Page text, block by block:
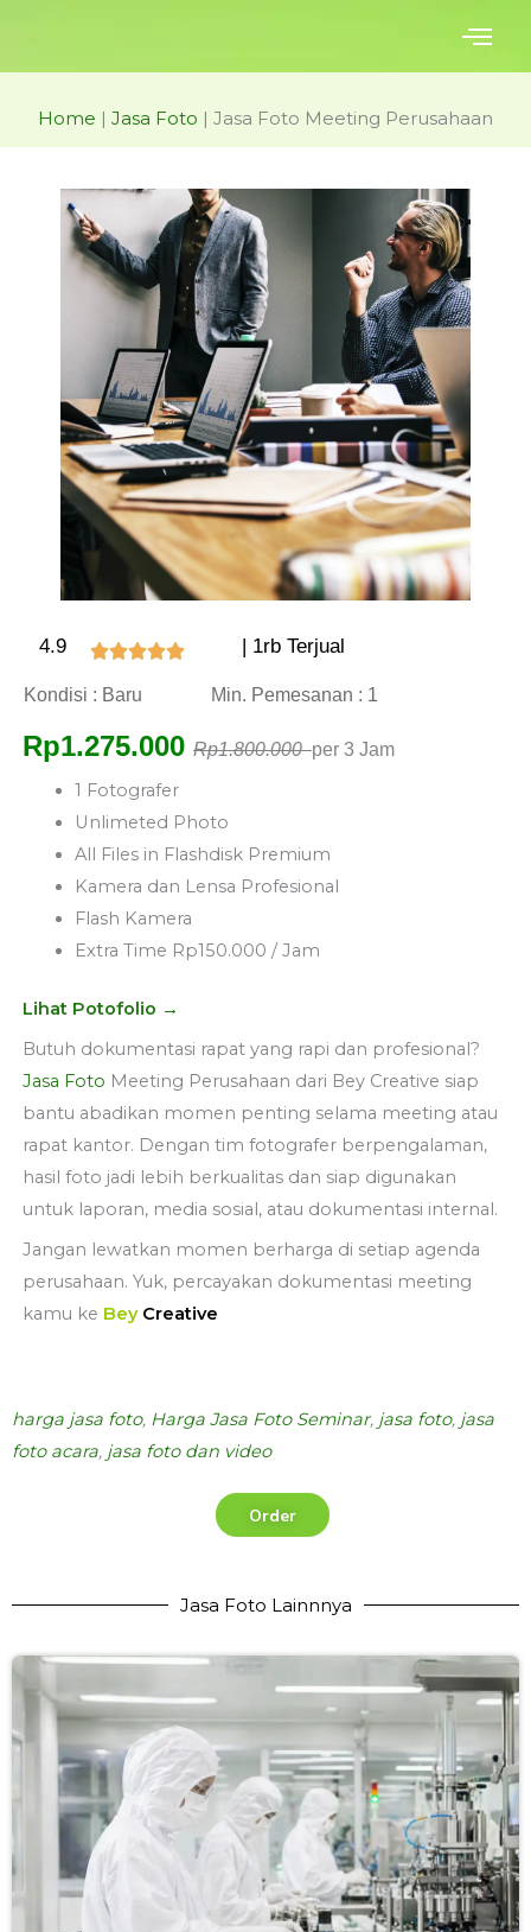
content
Home | Jasa Foto | Jasa Foto Meeting Perusahaan
4.9 | 1rb Terjual
Kondisi : Baru Min. Pemesanan : 1
Rp1.275.000 Rp1.800.000 per 3 Jam
1 Fotografer
Unlimeted Photo
All Files in Flashdisk Premium
Kamera dan Lensa Profesional
Flash Kamera
Extra Time Rp150.000 / Jam
Lihat Potofolio →
Butuh dokumentasi rapat yang rapi dan profesional?
Jasa Foto Meeting Perusahaan dari Bey Creative siap
bantu abadikan momen penting selama meeting atau
rapat kantor. Dengan tim fotografer berpengalaman,
hasil foto jadi lebih berkualitas dan siap digunakan
untuk laporan, media sosial, atau dokumentasi internal.
Jangan lewatkan momen berharga di setiap agenda
perusahaan. Yuk, percayakan dokumentasi meeting
kamu ke BeyCreative
harga jasa foto, Harga Jasa Foto Seminar, jasa foto, jasa
foto acara, jasa foto dan video
Order
Jasa Foto Lainnnya